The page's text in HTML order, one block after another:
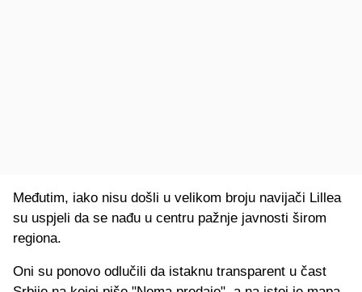
Međutim, iako nisu došli u velikom broju navijači Lillea
su uspjeli da se nađu u centru pažnje javnosti širom
regiona.
Oni su ponovo odlučili da istaknu transparent u čast